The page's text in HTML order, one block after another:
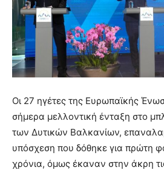
Οι 27 ηγέτες της Ευρωπαϊκής
σήμερα μελλοντική ένταξη στο
των Δυτικών Βαλκανίων,
υπόσχεση που δόθηκε για πρώτη
χρόνια, όμως έκαναν στην άκρη